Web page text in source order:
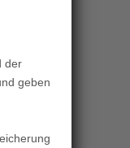
der
geben